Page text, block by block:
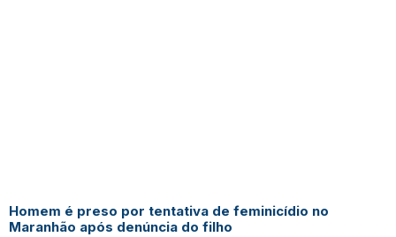
Homem é preso por tentativa de feminicídio no
Maranhão após denúncia do filho